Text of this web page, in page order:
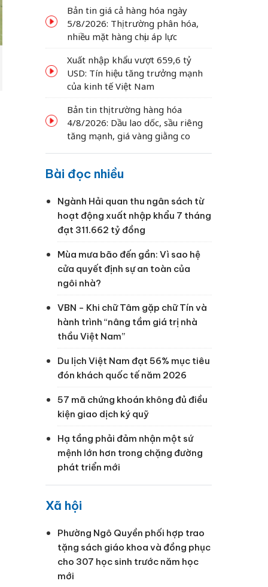
Bản tin giá cả hàng hóa ngày
5/8/2026: Thị trường phân hóa,
nhiều mặt hàng chịu áp lực
Xuất nhập khẩu vượt 659,6 tỷ
USD: Tín hiệu tăng trưởng mạnh
của kinh tế Việt Nam
Bản tin thị trường hàng hóa
4/8/2026: Dầu lao dốc, sầu riêng
tăng mạnh, giá vàng giằng co
Bài đọc nhiều
Ngành Hải quan thu ngân sách từ
hoạt động xuất nhập khẩu 7 tháng
đạt 311.662 tỷ đồng
Mùa mưa bão đến gần: Vì sao hệ
cửa quyết định sự an toàn của
ngôi nhà?
VBN - Khi chữ Tâm gặp chữ Tín và
hành trình “nâng tầm giá trị nhà
thầu Việt Nam”
Du lịch Việt Nam đạt 56% mục tiêu
đón khách quốc tế năm 2026
57 mã chứng khoán không đủ điều
kiện giao dịch ký quỹ
Hạ tầng phải đảm nhận một sứ
mệnh lớn hơn trong chặng đường
phát triển mới
Xã hội
Phường Ngô Quyền phối hợp trao
tặng sách giáo khoa và đồng phục
cho 307 học sinh trước năm học
mới